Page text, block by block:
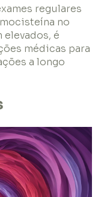
regulares
no
elevados, é
médicas para
a longo